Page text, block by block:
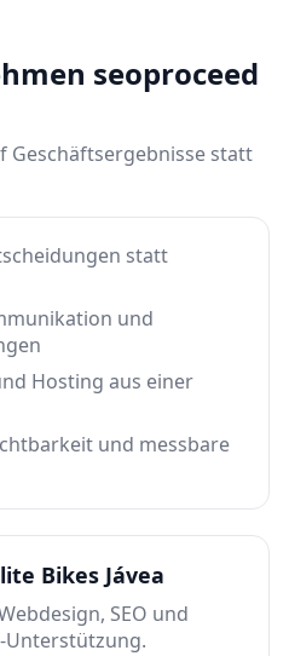
seoproceed
Geschäftsergebnisse statt
statt
und
Hosting aus einer
und messbare
Bikes Jávea
SEO und